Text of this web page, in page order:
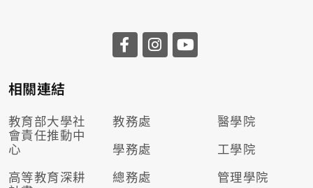
相關連結
教育部大學社
會責任推動中
心
高等教育深耕
教務處
學務處
總務處
醫學院
工學院
管理學院